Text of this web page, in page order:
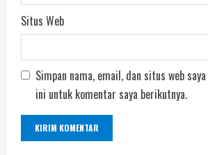
Situs Web
Simpan nama, email, dan situs web
ini untuk komentar saya berikutnya.